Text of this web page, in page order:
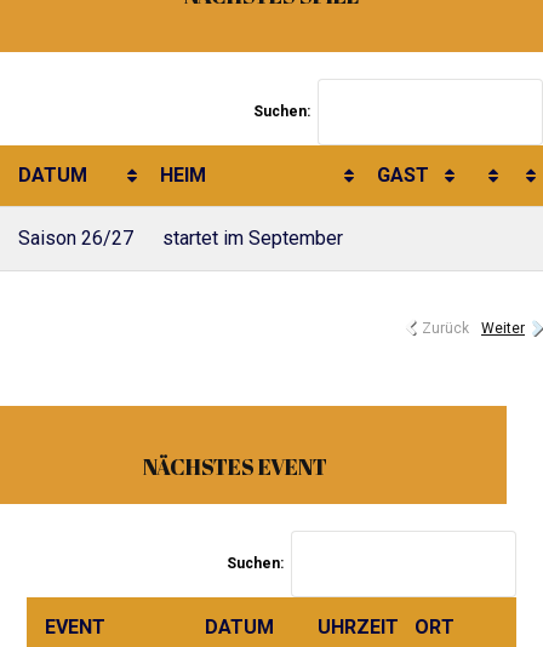
Suchen:
DATUM HEIM GAST
Saison 26/27 startet im September
Zurück Weiter
NÄCHSTES EVENT
Suchen:
EVENT DATUM UHRZEIT
ORT